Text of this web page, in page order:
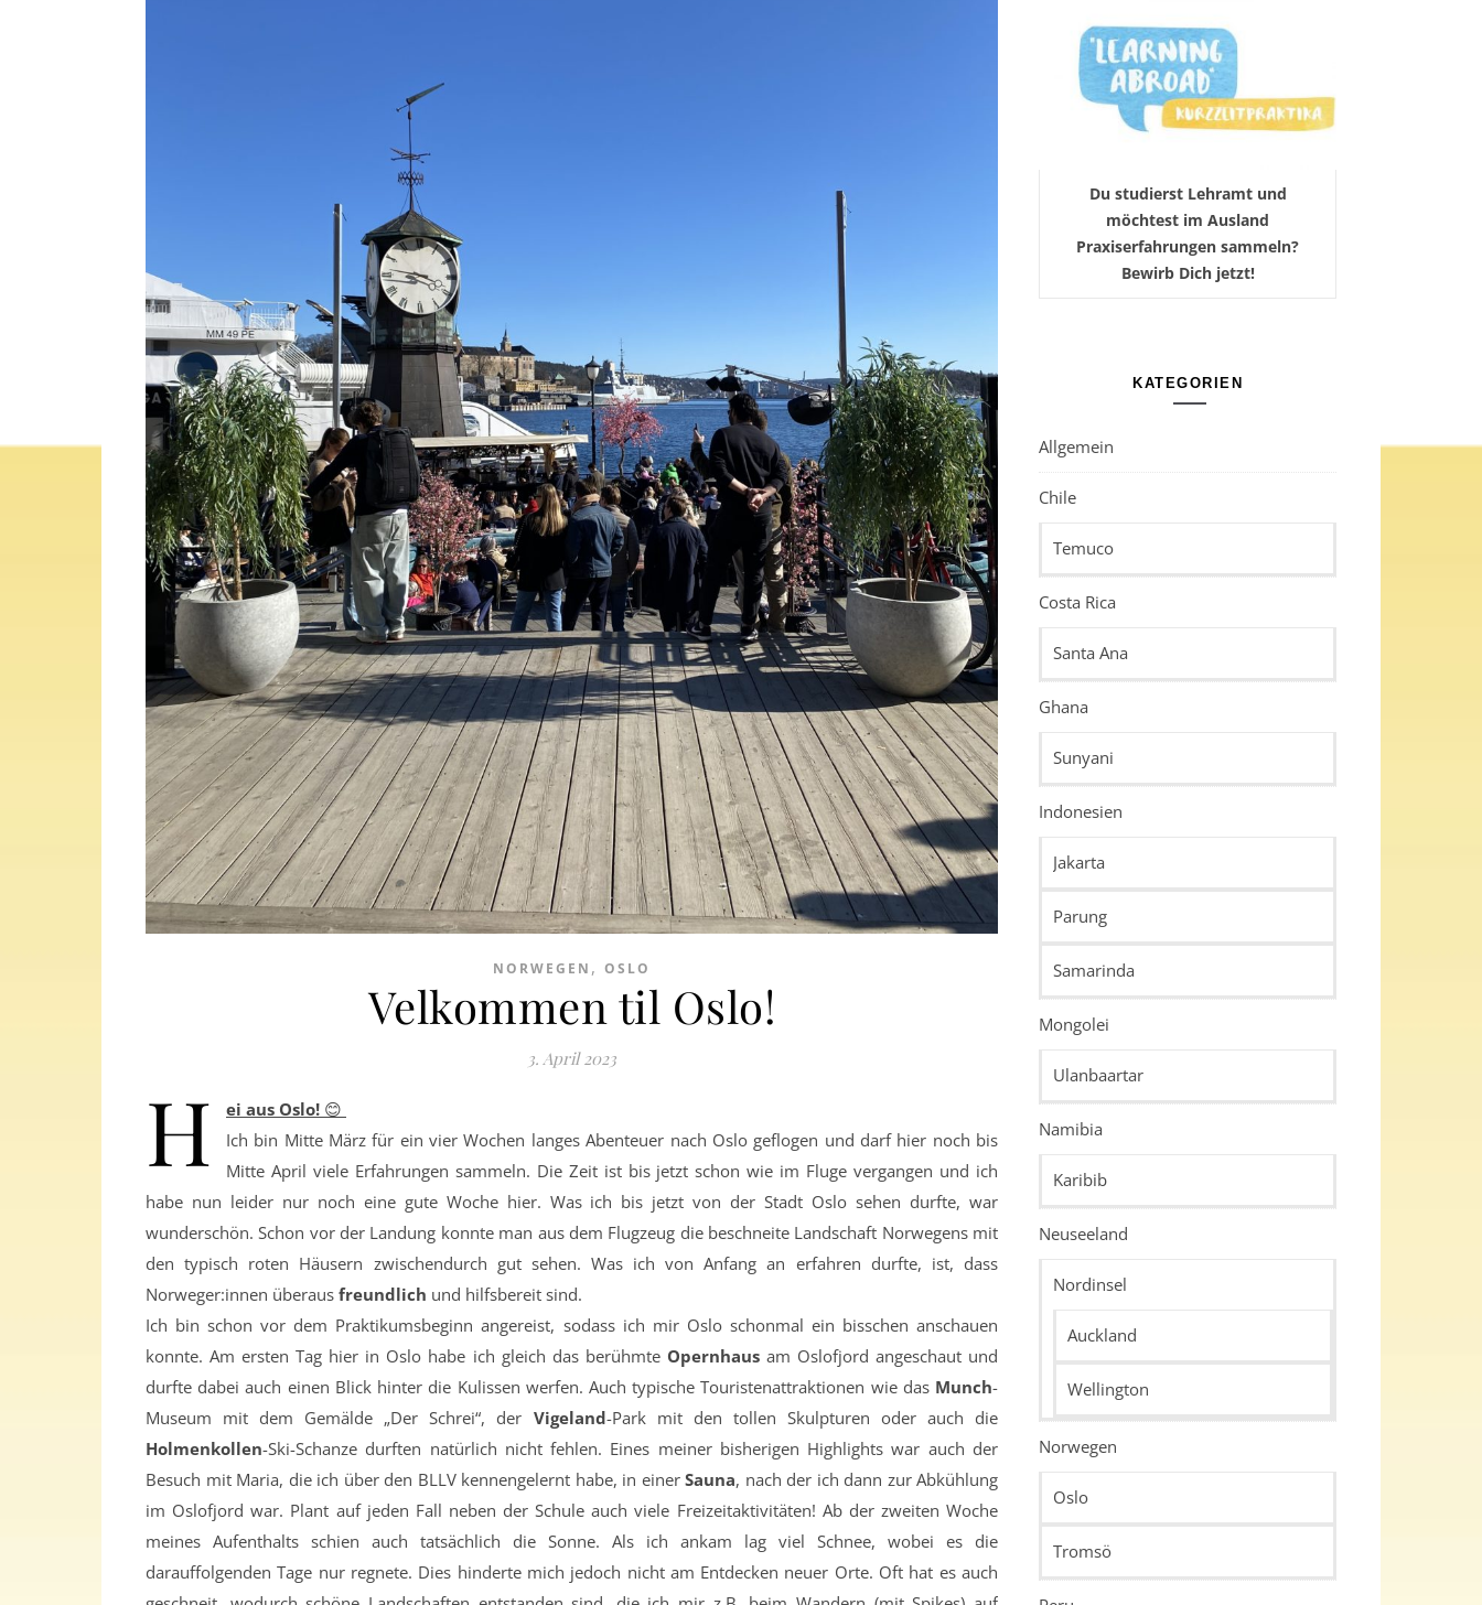
NORWEGEN , OSLO
Velkommen til Oslo!
3. April 2023
H ei aus Oslo! 😊
Ich bin Mitte März für ein vier Wochen langes Abenteuer nach Oslo geflogen und darf hier noch bis
Mitte April viele Erfahrungen sammeln. Die Zeit ist bis jetzt schon wie im Fluge vergangen und ich
habe nun leider nur noch eine gute Woche hier. Was ich bis jetzt von der Stadt Oslo sehen durfte, war
wunderschön. Schon vor der Landung konnte man aus dem Flugzeug die beschneite Landschaft Norwegens mit
den typisch roten Häusern zwischendurch gut sehen. Was ich von Anfang an erfahren durfte, ist, dass
Norweger:innen überaus freundlich und hilfsbereit sind.
Ich bin schon vor dem Praktikumsbeginn angereist, sodass ich mir Oslo schonmal ein bisschen anschauen
konnte. Am ersten Tag hier in Oslo habe ich gleich das berühmte Opernhausam Oslofjord angeschaut und
durfte dabei auch einen Blick hinter die Kulissen werfen. Auch typische Touristenattraktionen wie das Munch-
Museum mit dem Gemälde „Der Schrei“, der Vigeland-Park mit den tollen Skulpturen oder auch die
Holmenkollen-Ski-Schanze durften natürlich nicht fehlen. Eines meiner bisherigen Highlights war auch der
Besuch mit Maria, die ich über den BLLV kennengelernt habe, in einer Sauna, nach der ich dann zur Abkühlung
im Oslofjord war. Plant auf jeden Fall neben der Schule auch viele Freizeitaktivitäten! Ab der zweiten Woche
meines Aufenthalts schien auch tatsächlich die Sonne. Als ich ankam lag viel Schnee, wobei es die
darauffolgenden Tage nur regnete. Dies hinderte mich jedoch nicht am Entdecken neuer Orte. Oft hat es auch
Du studierst Lehramt und
möchtest im Ausland
Praxiserfahrungen sammeln?
Bewirb Dich jetzt!
KATEGORIEN
Allgemein
Chile
Temuco
Costa Rica
Santa Ana
Ghana
Sunyani
Indonesien
Jakarta
Parung
Samarinda
Mongolei
Ulanbaartar
Namibia
Karibib
Neuseeland
Nordinsel
Auckland
Wellington
Norwegen
Oslo
Tromsö